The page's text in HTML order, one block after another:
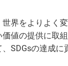
界をよりよ
値の提供に取
SDGsの達成に